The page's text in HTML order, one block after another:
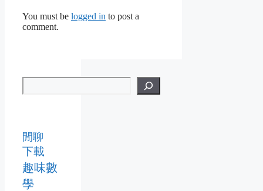
You must be logged in to post a
comment.
閒聊
下載
趣味數
學